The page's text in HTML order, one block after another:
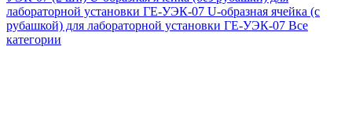
лабораторной установки ГЕ-УЭК-07 U-образная ячейка (с
рубашкой) для лабораторной установки ГЕ-УЭК-07 Все
категории